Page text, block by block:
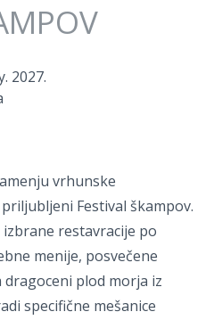
2027.
vrhunske
Festival škampov.
izbrane restavracije po
menije, posvečene
plod morja iz
specifične mešanice